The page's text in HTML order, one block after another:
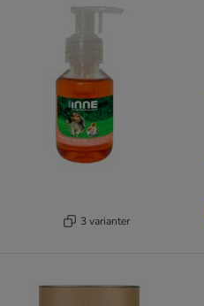
3 varianter